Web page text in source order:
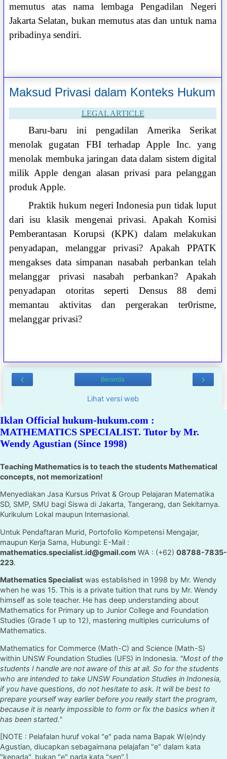
memutus atas nama lembaga Pengadilan Negeri
Jakarta Selatan, bukan memutus atas dan untuk nama
pribadinya sendiri.
Maksud Privasi dalam Konteks Hukum
LEGAL ARTICLE
Baru-baru ini pengadilan Amerika Serikat
menolak gugatan FBI terhadap Apple Inc. yang
menolak membuka jaringan data dalam sistem digital
milik Apple dengan alasan privasi para pelanggan
produk Apple.
Praktik hukum negeri Indonesia pun tidak luput
dari isu klasik mengenai privasi. Apakah Komisi
Pemberantasan Korupsi (KPK) dalam melakukan
penyadapan, melanggar privasi? Apakah PPATK
mengakses data simpanan nasabah perbankan telah
melanggar privasi nasabah perbankan? Apakah
penyadapan otoritas seperti Densus 88 demi
memantau aktivitas dan pergerakan ter0risme,
melanggar privasi?
‹ ›
Beranda
Lihat versi web
Iklan Official hukum-hukum.com :
MATHEMATICS SPECIALIST. Tutor by Mr.
Wendy Agustian (Since 1998)
Teaching Mathematics is to teach the students Mathematical
concepts, not memorization!
Menyediakan Jasa Kursus Privat & Group Pelajaran Matematika
SD, SMP, SMU bagi Siswa di Jakarta, Tangerang, dan Sekitarnya.
Kurikulum Lokal maupun Internasional.
Untuk Pendaftaran Murid, Portofolio Kompetensi Mengajar,
maupun Kerja Sama, Hubungi: E-Mail :
mathematics.specialist.id@gmail.com WA : (+62) 08788-7835-
223.
Mathematics Specialist was established in 1998 by Mr. Wendy
when he was 15. This is a private tuition that runs by Mr. Wendy
himself as sole teacher. He has deep understanding about
Mathematics for Primary up to Junior College and Foundation
Studies (Grade 1 up to 12), mastering multiples curriculums of
Mathematics.
Mathematics for Commerce (Math-C) and Science (Math-S)
within UNSW Foundation Studies (UFS) in Indonesia. "Most of the
students I handle are not aware of this at all. So for the students
who are intended to take UNSW Foundation Studies in Indonesia,
if you have questions, do not hesitate to ask. It will be best to
prepare yourself way earlier before you really start the program,
because it is nearly impossible to form or fix the basics when it
has been started."
[NOTE : Pelafalan huruf vokal "e" pada nama Bapak W(e)ndy
Agustian, diucapkan sebagaimana pelajafan "e" dalam kata
"kepada", bukan "e" pada kata "sen".]